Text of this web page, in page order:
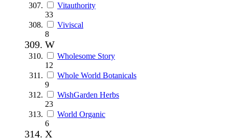
Vitauthority
33
Viviscal
8
W
Wholesome Story
12
Whole World Botanicals
9
WishGarden Herbs
23
World Organic
6
X